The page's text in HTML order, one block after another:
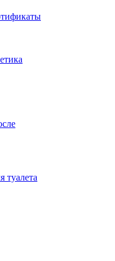
туалета